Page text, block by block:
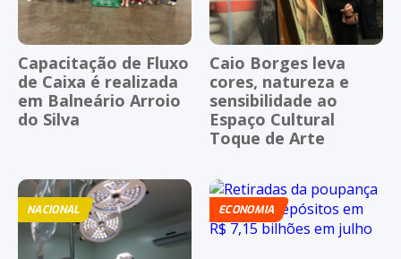
Capacitação de Fluxo
de Caixa é realizada
em Balneário Arroio
do Silva
Caio Borges leva
cores, natureza e
sensibilidade ao
Espaço Cultural
Toque de Arte
NACIONAL ECONOMIA